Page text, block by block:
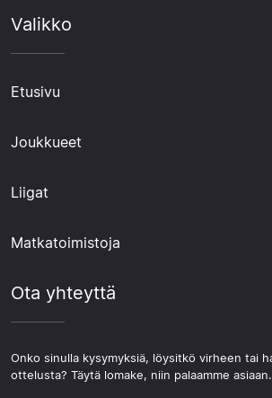
Valikko
Etusivu
Joukkueet
Liigat
Matkatoimistoja
Ota yhteyttä
Onko sinulla kysymyksiä, löysitkö virheen tai
ottelusta? Täytä lomake, niin palaamme asiaan.